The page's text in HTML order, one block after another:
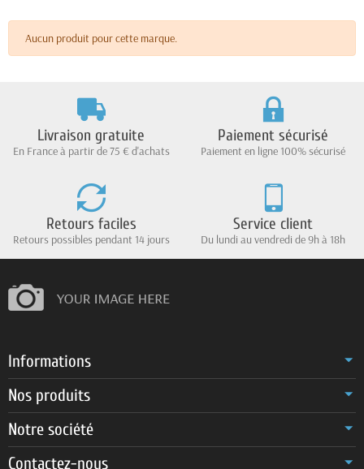
Aucun produit pour cette marque.
Livraison gratuite
En France à partir de 75 € d'achats
Paiement sécurisé
Paiement en ligne 100% sécurisé
Retours faciles
Retours possibles pendant 14 jours
Service client
Du lundi au vendredi de 9h à 18h
Informations
Nos produits
Notre société
Contactez-nous